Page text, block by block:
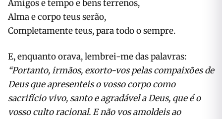
Amigos e tempo e bens terrenos,
Alma e corpo teus serão,
Completamente teus, para todo o sempre.
E, enquanto orava, lembrei-me das palavras:
“Portanto, irmãos, exorto-vos pelas compaixões de
Deus que apresenteis o vosso corpo como
sacrifício vivo, santo e agradável a Deus, que é o
vosso culto racional. E não vos amoldeis ao